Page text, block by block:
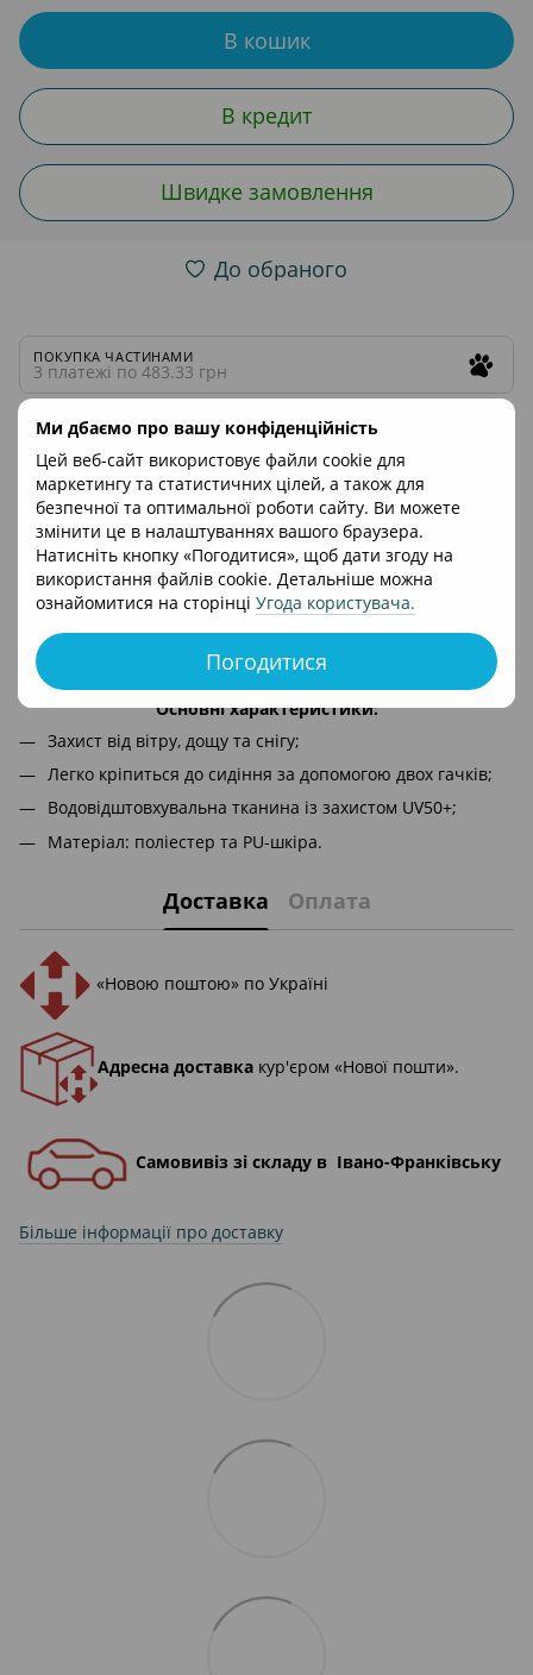
Ми дбаємо про вашу конфіденційність
Цей веб-сайт використовує файли cookie для
маркетингу та статистичних цілей, а також для
безпечної та оптимальної роботи сайту. Ви можете
змінити це в налаштуваннях вашого браузера.
Натисніть кнопку «Погодитися», щоб дати згоду на
використання файлів cookie. Детальніше можна
ознайомитися на сторінці Угода користувача.
Погодитися
В кошик
В кредит
Швидке замовлення
До обраного
ПОКУПКА ЧАСТИНАМИ
3 платежі по 483.33 грн
3 платежі по 483.33 грн
Опис Характеристики Відгуки
Захистіть малюка від неприємної погоди зчохлом на
ніжки у сидінні Anex IQ . Вітер, дощ чи сніг – чохол
повністю закриває від негоди, створює затишок та тримає
Підходить для всіх візків IQ.
Основні характеристики:
Захист від вітру, дощу та снігу;
Легко кріпиться до сидіння за допомогою двох гачків;
Водовідштовхувальна тканина із захистом UV50+;
Матеріал: поліестер та PU-шкіра.
Доставка Оплата
«Новою поштою» по Україні
Адресна доставка кур'єром «Нової пошти».
Самовивіз зі складу в Івано-Франківську
Більше інформації про доставку